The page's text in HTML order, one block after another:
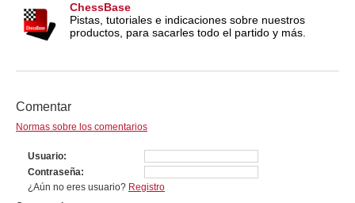
ChessBase
Pistas, tutoriales e indicaciones sobre nuestros
productos, para sacarles todo el partido y más.
Comentar
Normas sobre los comentarios
Usuario
Contraseña
¿Aún no eres usuario? Registro